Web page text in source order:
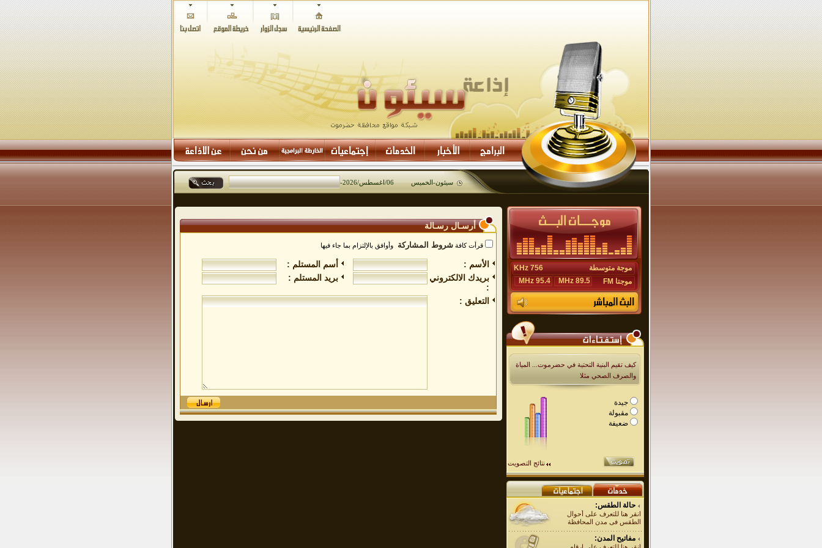
سيئون-الخميس 06/اغسطس/2026
-
موجة متوسطة
756 KHz
موجتا FM
95.4 MHz 89.5 MHz
كيف تقيم البنية التحتية في حضرموت... المياة
والصرف الصحي مثلا
جيدة
مقبولة
ضعيفة
نتائج التصويت
حالة الطقس:
انقر هنا للتعرف على أحوال
الطقس فى مدن المحافظة
مفاتيح المدن:
أرسـال رسـالة
قرأت كافة شروط المشاركة وأوافق بالإلتزام بما جاء فيها
الأسم :
أسم المستلم :
بريدك الالكتروني
:
بريد المستلم :
التعليق :